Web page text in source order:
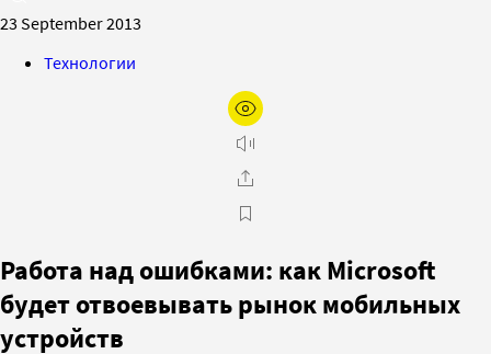
23 September 2013
Технологии
Работа над ошибками: как Microsoft
будет отвоевывать рынок мобильных
устройств